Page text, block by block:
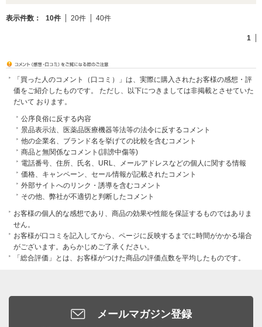
表示件数： 10件 20件 40件
1
「買った人のコメント（口コミ）」は、実際に購入されたお客様の感想・評
価をご紹介したものです。 ただし、以下につきましては非掲載とさせていた
だいて おります。
公序良俗に反する内容
景品表示法、医薬品医療機器等法等の法令に反するコメント
他の企業名、ブランド名を挙げての比較を含むコメント
商品と無関係なコメント(誹謗中傷等)
電話番号、住所、氏名、URL、メールアドレスなどの個人に関する情報
価格、キャンペーン、セール情報が記載されたコメント
外部サイトへのリンク・誘導を含むコメント
その他、弊社が不適切と判断したコメント
お客様の個人的な感想であり、商品の効果や性能を保証するものではありま
せん。
お客様が口コミを記入してから、ページに反映するまでに時間がかかる場合
がございます。あらかじめご了承ください。
「総合評価」とは、お客様がつけた商品の評価点数を平均したものです。
メールマガジン登録